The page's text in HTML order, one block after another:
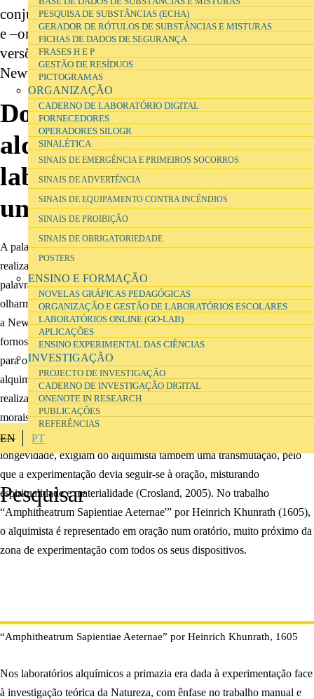
PESQUISA DE SUBSTÂNCIAS (ECHA)
GERADOR DE RÓTULOS DE SUBSTÂNCIAS E MISTURAS
FICHAS DE DADOS DE SEGURANÇA
FRASES H E P
GESTÃO DE RESÍDUOS
PICTOGRAMAS
ORGANIZAÇÃO
CADERNO DE LABORATÓRIO DIGITAL
FORNECEDORES
OPERADORES SILOGR
SINALÉTICA
SINAIS DE EMERGÊNCIA E PRIMEIROS SOCORROS
SINAIS DE ADVERTÊNCIA
SINAIS DE EQUIPAMENTO CONTRA INCÊNDIOS
SINAIS DE PROIBIÇÃO
SINAIS DE OBRIGATORIEDADE
POSTERS
ENSINO E FORMAÇÃO
NOVELAS GRÁFICAS PEDAGÓGICAS
ORGANIZAÇÃO E GESTÃO DE LABORATÓRIOS ESCOLARES
LABORATÓRIOS ONLINE (GO-LAB)
APLICAÇÕES
ENSINO EXPERIMENTAL DAS CIÊNCIAS
INVESTIGAÇÃO
PROJECTO DE INVESTIGAÇÃO
CADERNO DE INVESTIGAÇÃO DIGITAL
ONENOTE IN RESEARCH
PUBLICAÇÕES
REFERÊNCIAS
EN PT
conjunção das palavras labor (trabalho), orare (orar)
e –orium, pelo menos se olharmos para as suas
versões alquímicas, desde Geber no século VIII a
Newton e Boyle no século XVII.
Dos laboratórios
alquímicos aos
laboratórios de ensino
universitário da Química
A palavra laboratório, do latim laborare (trabalhar) e –orium (local para
realizar esse trabalho), pode também ser lida como uma conjunção das
palavras labor (trabalho), orare (orar) e –orium, pelo menos se
olharmos para as suas versões alquímicas, desde Geber no século VIII
a Newton e Boyle no século XVII. Na Alquimia, os laboratórios e
fornos tinham grande importância, tentando acelerar o aperfeiçoamento
para o qual a Natureza tendencialmente caminharia. Robert Boyle, um
alquimista, sugeriu por exemplo que as experiências deveriam ser
realizadas aos domingos, numa espécie de culto divino. As implicações
morais da Grande obra, com uma parte sólida e uma parte líquida,
responsáveis pela transmutação do chumbo em ouro e pelo aumento da
longevidade, exigiam do alquimista também uma transmutação, pelo
que a experimentação devia seguir-se à oração, misturando
espiritualidade e materialidade (Crosland, 2005). No trabalho
“Amphitheatrum Sapientiae Aeternae'” por Heinrich Khunrath (1605),
o alquimista é representado em oração num oratório, muito próximo da
zona de experimentação com todos os seus dispositivos.
“Amphitheatrum Sapientiae Aeternae” por Heinrich Khunrath, 1605
Nos laboratórios alquímicos a primazia era dada à experimentação face
à investigação teórica da Natureza, com ênfase no trabalho manual e